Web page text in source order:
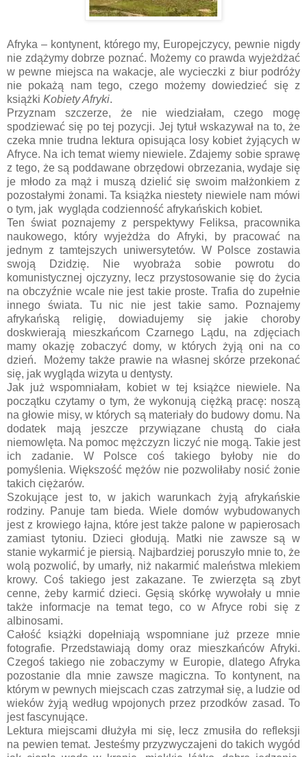
Afryka – kontynent, którego my, Europejczycy, pewnie nigdy
nie zdążymy dobrze poznać. Możemy co prawda wyjeżdżać
w pewne miejsca na wakacje, ale wycieczki z biur podróży
nie pokażą nam tego, czego możemy dowiedzieć się z
książki Kobiety Afryki.
Przyznam szczerze, że nie wiedziałam, czego mogę
spodziewać się po tej pozycji. Jej tytuł wskazywał na to, że
czeka mnie trudna lektura opisująca losy kobiet żyjących w
Afryce. Na ich temat wiemy niewiele. Zdajemy sobie sprawę
z tego, że są poddawane obrzędowi obrzezania, wydaje się
je młodo za mąż i muszą dzielić się swoim małżonkiem z
pozostałymi żonami. Ta książka niestety niewiele nam mówi
o tym, jak wygląda codzienność afrykańskich kobiet.
Ten świat poznajemy z perspektywy Feliksa, pracownika
naukowego, który wyjeżdża do Afryki, by pracować na
jednym z tamtejszych uniwersytetów. W Polsce zostawia
swoją Dzidzię. Nie wyobraża sobie powrotu do
komunistycznej ojczyzny, lecz przystosowanie się do życia
na obczyźnie wcale nie jest takie proste. Trafia do zupełnie
innego świata. Tu nic nie jest takie samo. Poznajemy
afrykańską religię, dowiadujemy się jakie choroby
doskwierają mieszkańcom Czarnego Lądu, na zdjęciach
mamy okazję zobaczyć domy, w których żyją oni na co
dzień. Możemy także prawie na własnej skórze przekonać
się, jak wygląda wizyta u dentysty.
Jak już wspomniałam, kobiet w tej książce niewiele. Na
początku czytamy o tym, że wykonują ciężką pracę: noszą
na głowie misy, w których są materiały do budowy domu. Na
dodatek mają jeszcze przywiązane chustą do ciała
niemowlęta. Na pomoc mężczyzn liczyć nie mogą. Takie jest
ich zadanie. W Polsce coś takiego byłoby nie do
pomyślenia. Większość mężów nie pozwoliłaby nosić żonie
takich ciężarów.
Szokujące jest to, w jakich warunkach żyją afrykańskie
rodziny. Panuje tam bieda. Wiele domów wybudowanych
jest z krowiego łajna, które jest także palone w papierosach
zamiast tytoniu. Dzieci głodują. Matki nie zawsze są w
stanie wykarmić je piersią. Najbardziej poruszyło mnie to, że
wolą pozwolić, by umarły, niż nakarmić maleństwa mlekiem
krowy. Coś takiego jest zakazane. Te zwierzęta są zbyt
cenne, żeby karmić dzieci. Gęsią skórkę wywołały u mnie
także informacje na temat tego, co w Afryce robi się z
albinosami.
Całość książki dopełniają wspomniane już przeze mnie
fotografie. Przedstawiają domy oraz mieszkańców Afryki.
Czegoś takiego nie zobaczymy w Europie, dlatego Afryka
pozostanie dla mnie zawsze magiczna. To kontynent, na
którym w pewnych miejscach czas zatrzymał się, a ludzie od
wieków żyją według wpojonych przez przodków zasad. To
jest fascynujące.
Lektura miejscami dłużyła mi się, lecz zmusiła do refleksji
na pewien temat. Jesteśmy przyzwyczajeni do takich wygód